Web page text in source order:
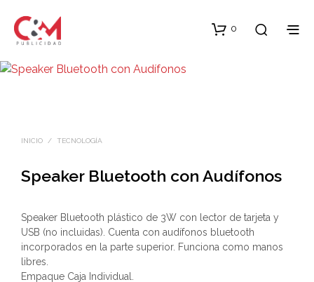
0
INICIO / TECNOLOGÍA
Speaker Bluetooth con Audífonos
Speaker Bluetooth plástico de 3W con lector de tarjeta y
USB (no incluidas). Cuenta con audífonos bluetooth
incorporados en la parte superior. Funciona como manos
libres.
Empaque Caja Individual.